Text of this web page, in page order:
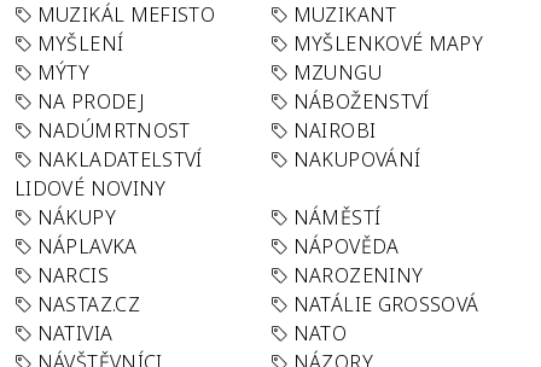
MUZIKÁL MEFISTO
MUZIKANT
MYŠLENÍ
MYŠLENKOVÉ MAPY
MÝTY
MZUNGU
NA PRODEJ
NÁBOŽENSTVÍ
NADÚMRTNOST
NAIROBI
NAKLADATELSTVÍ
LIDOVÉ NOVINY
NAKUPOVÁNÍ
NÁKUPY
NÁMĚSTÍ
NÁPLAVKA
NÁPOVĚDA
NARCIS
NAROZENINY
NASTAZ.CZ
NATÁLIE GROSSOVÁ
NATIVIA
NATO